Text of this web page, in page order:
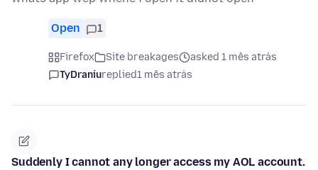
Open 1
Firefox Site breakages
asked 1 mês atrás
TyDraniureplied1 mês atrás
Suddenly I cannot any longer access my AOL account.